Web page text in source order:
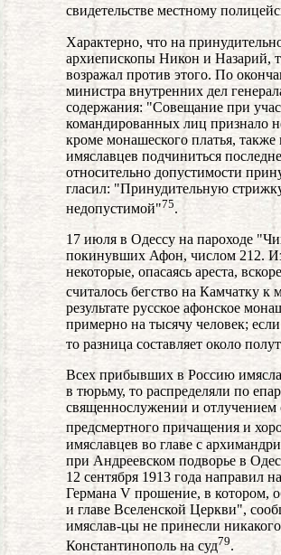
свидетельстве местному
Характерно, что на
архиепископы Никон и Назарий,
возражал против этого. По
министра внутренних дел
содержания: "Совещание при
командированных лиц признало
кроме монашеского платья,
имяславцев подчиниться
относительно допустимости
гласил: "Принудительную
недопустимой"75.
17 июля в Одессу на пароходе
покинувших Афон, числом 212.
некоторые, опасаясь ареста,
считалось бегство на Камчатку
результате русское афонское
примерно на тысячу человек;
то разница составляет около
Всех прибывших в Россию
в тюрьму, то распределяли по
священнослужении и
предсмертного причащения и
имяславцев во главе с
при Андреевском подворье в
12 сентября 1913 года направил
Германа V прошение, в котором,
и главе Вселенской Церкви",
имяслав-цы не принесли
Константинополь на суд79.